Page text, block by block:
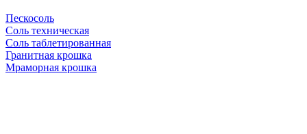
Пескосоль
Соль техническая
Соль таблетированная
Гранитная крошка
Мраморная крошка